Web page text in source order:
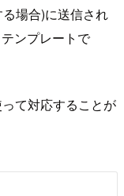
場合)に送信され
ンプレートで
て対応することが